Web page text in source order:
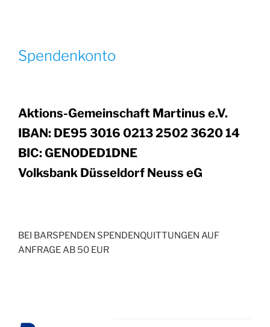
Spendenkonto
Aktions-Gemeinschaft Martinus e.V.
IBAN: DE95 3016 0213 2502 3620 14
BIC: GENODED1DNE
Volksbank Düsseldorf Neuss eG
BEI BARSPENDEN SPENDENQUITTUNGEN AUF
ANFRAGE AB 50 EUR